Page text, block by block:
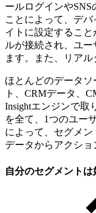
ールログインや
ことによって、デ
イトに設定するこ
ルが接続され、ユ
ます。また、リアル
ほとんどのデータ
ト、CRMデータ、
Insightエンジンで取
を全て、1つのユー
によって、セグメン
データからアクショ
自分のセグメント